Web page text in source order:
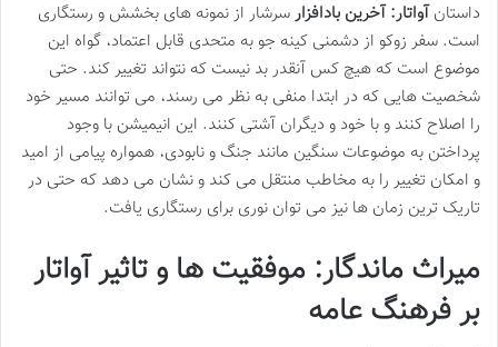
داستانآواتار: آخرین بادافزارسرشار از نمونه های بخشش و رستگاری
است. سفر زوکو از دشمنی کینه جو به متحدی قابل اعتماد، گواه این
موضوع است که هیچ کس آنقدر بد نیست که نتواند تغییر کند. حتی
شخصیت هایی که در ابتدا منفی به نظر می رسند، می توانند مسیر خود
را اصلاح کنند و با خود و دیگران آشتی کنند. این انیمیشن با وجود
پرداختن به موضوعات سنگین مانند جنگ و نابودی، همواره پیامی از امید
و امکان تغییر را به مخاطب منتقل می کند و نشان می دهد که حتی در
تاریک ترین زمان ها نیز می توان نوری برای رستگاری یافت.
میراث ماندگار: موفقیت ها و تاثیر آواتار
بر فرهنگ عامه